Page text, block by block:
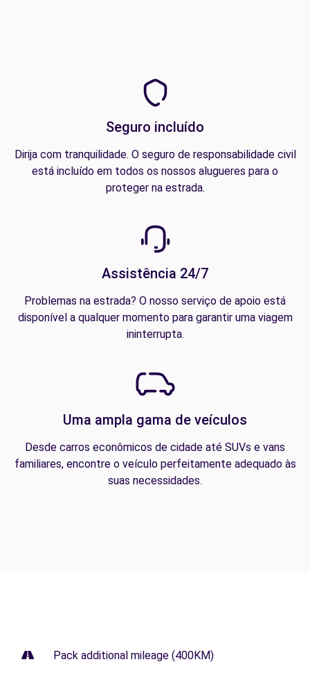
Seguro incluído
Dirija com tranquilidade. O seguro de responsabilidade civil
está incluído em todos os nossos alugueres para o
proteger na estrada.
Assistência 24/7
Problemas na estrada? O nosso serviço de apoio está
disponível a qualquer momento para garantir uma viagem
ininterrupta.
Uma ampla gama de veículos
Desde carros econômicos de cidade até SUVs e vans
familiares, encontre o veículo perfeitamente adequado às
suas necessidades.
Pack additional mileage (400KM)